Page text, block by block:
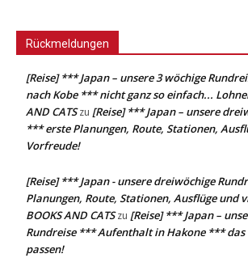
Rückmeldungen
[Reise] *** Japan – unsere 3 wöchige
nach Kobe *** nicht ganz so einfach...
AND CATSzu [Reise] *** Japan – unsere
*** erste Planungen, Route, Stationen,
Vorfreude!
[Reise] *** Japan - unsere dreiwöchige
Planungen, Route, Stationen, Ausflüge und
BOOKS AND CATSzu [Reise] *** Japan –
Rundreise *** Aufenthalt in Hakone *** das
passen!